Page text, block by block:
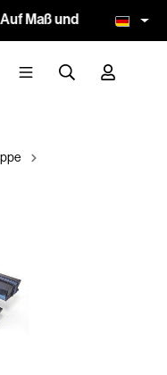
Maß und Logodruck